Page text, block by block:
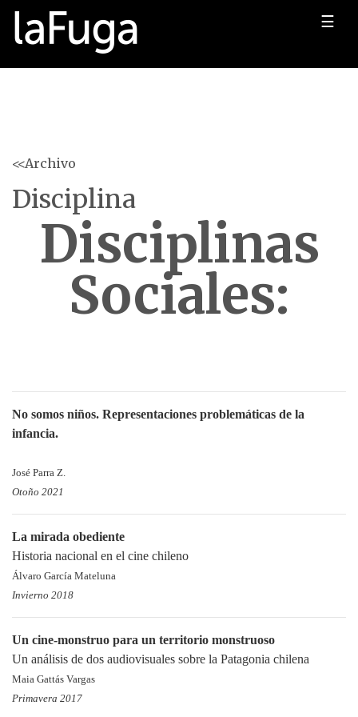
☰
<<Archivo
Disciplina
Disciplinas
Sociales:
No somos niños. Representaciones problemáticas de la
infancia.
José Parra Z.
Otoño 2021
La mirada obediente
Historia nacional en el cine chileno
Álvaro García Mateluna
Invierno 2018
Un cine-monstruo para un territorio monstruoso
Un análisis de dos audiovisuales sobre la Patagonia chilena
Maia Gattás Vargas
Primavera 2017